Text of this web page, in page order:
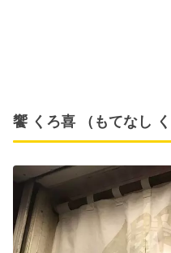
饗 くろ喜 （もてなし く